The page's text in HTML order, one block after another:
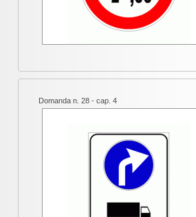
Domanda n. 28 - cap. 4